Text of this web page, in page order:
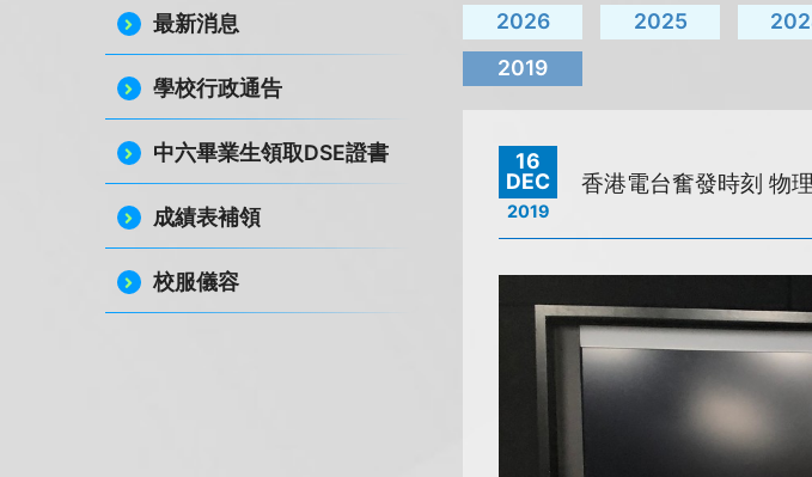
最新消息
學校行政通告
中六畢業生領取DSE證書
成績表補領
校服儀容
2026 2025
2019
16
DEC
2019
香港電台奮發時刻 物